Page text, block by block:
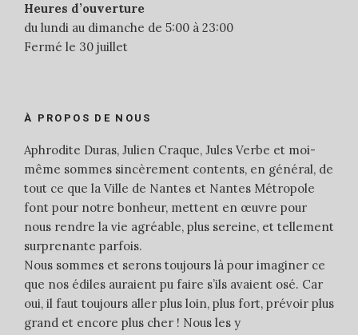
Heures d’ouverture
du lundi au dimanche de 5:00 à 23:00
Fermé le 30 juillet
À PROPOS DE NOUS
Aphrodite Duras, Julien Craque, Jules Verbe et moi-
même sommes sincèrement contents, en général, de
tout ce que la Ville de Nantes et Nantes Métropole
font pour notre bonheur, mettent en œuvre pour
nous rendre la vie agréable, plus sereine, et tellement
surprenante parfois.
Nous sommes et serons toujours là pour imaginer ce
que nos édiles auraient pu faire s’ils avaient osé. Car
oui, il faut toujours aller plus loin, plus fort, prévoir plus
grand et encore plus cher ! Nous les y